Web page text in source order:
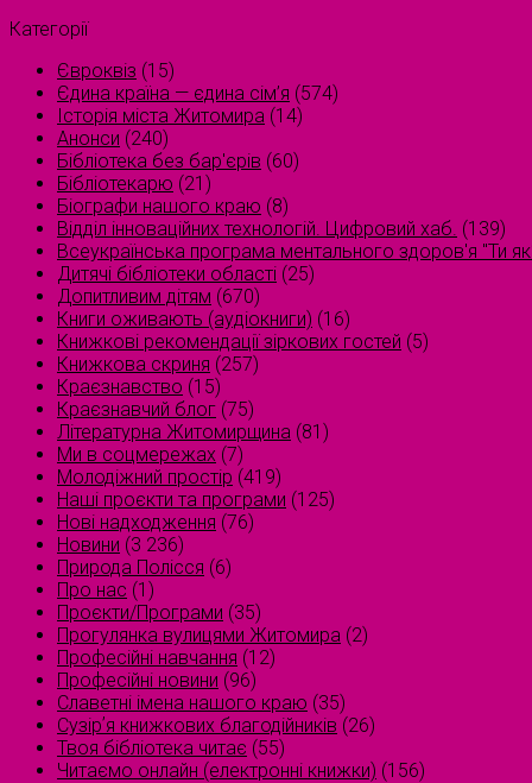
Категорії
Євроквіз (15)
Єдина країна — єдина сім’я (574)
Історія міста Житомира (14)
Анонси (240)
Бібліотека без бар'єрів (60)
Бібліотекарю (21)
Біографи нашого краю (8)
Відділ інноваційних технологій. Цифровий хаб. (139)
Всеукраїнська програма ментального здоров'я "Ти
Дитячі бібліотеки області (25)
Допитливим дітям (670)
Книги оживають (аудіокниги) (16)
Книжкові рекомендації зіркових гостей (5)
Книжкова скриня (257)
Краєзнавство (15)
Краєзнавчий блог (75)
Літературна Житомирщина (81)
Ми в соцмережах (7)
Молодіжний простір (419)
Наші проєкти та програми (125)
Нові надходження (76)
Новини (3 236)
Природа Полісся (6)
Про нас (1)
Проєкти/Програми (35)
Прогулянка вулицями Житомира (2)
Професійні навчання (12)
Професійні новини (96)
Славетні імена нашого краю (35)
Сузірʼя книжкових благодійників (26)
Твоя бібліотека читає (55)
Читаємо онлайн (електронні книжки) (156)